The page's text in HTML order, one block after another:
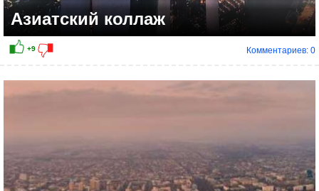
Азиатский коллаж
Комментариев: 0